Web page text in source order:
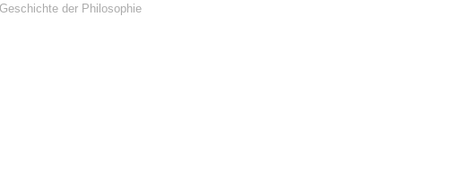
der Philosophie